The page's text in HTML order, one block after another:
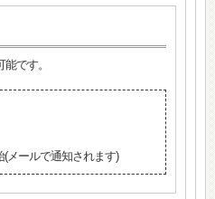
です。
(メールで通知されます)